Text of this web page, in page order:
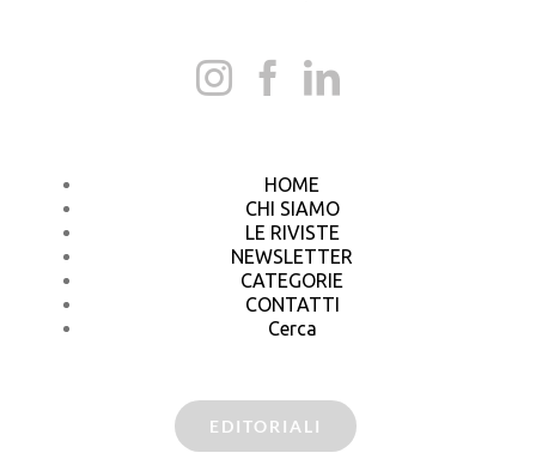
HOME
CHI SIAMO
LE RIVISTE
NEWSLETTER
CATEGORIE
CONTATTI
Cerca
EDITORIALI